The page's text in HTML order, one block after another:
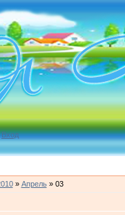
Вход
» Апрель » 03